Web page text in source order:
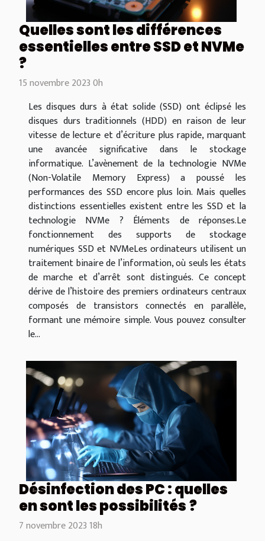
Quelles sont les différences
essentielles entre SSD et NVMe
?
15 novembre 2023 0h
Les disques durs à état solide (SSD) ont éclipsé les
disques durs traditionnels (HDD) en raison de leur
vitesse de lecture et d’écriture plus rapide, marquant
une avancée significative dans le stockage
informatique. L’avènement de la technologie NVMe
(Non-Volatile Memory Express) a poussé les
performances des SSD encore plus loin. Mais quelles
distinctions essentielles existent entre les SSD et la
technologie NVMe ? Éléments de réponses.Le
fonctionnement des supports de stockage
numériques SSD et NVMeLes ordinateurs utilisent un
traitement binaire de l’information, où seuls les états
de marche et d’arrêt sont distingués. Ce concept
dérive de l’histoire des premiers ordinateurs centraux
composés de transistors connectés en parallèle,
formant une mémoire simple. Vous pouvez consulter
le...
Désinfection des PC : quelles
en sont les possibilités ?
7 novembre 2023 18h